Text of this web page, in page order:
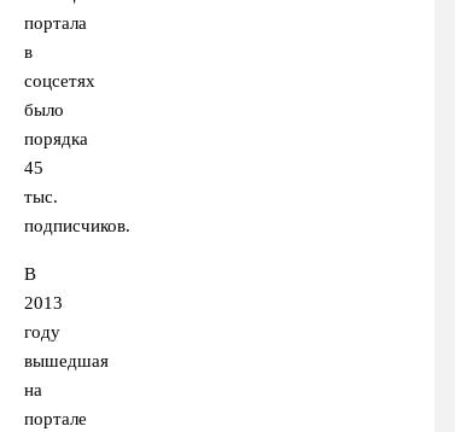
портала
в
соцсетях
было
порядка
45
тыс.
подписчиков.
В
2013
году
вышедшая
на
портале